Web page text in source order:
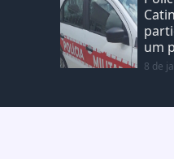
um
8 de